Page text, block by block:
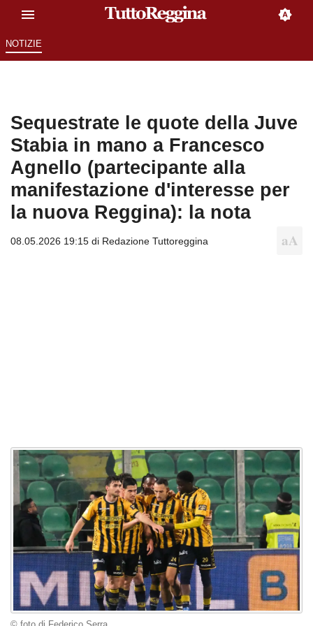
NOTIZIE
Sequestrate le quote della Juve
Stabia in mano a Francesco
Agnello (partecipante alla
manifestazione d'interesse per
la nuova Reggina): la nota
08.05.2026 19:15 di Redazione Tuttoreggina